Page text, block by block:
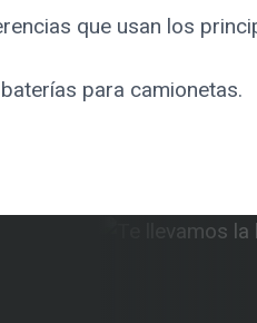
que usan los
para camionetas.